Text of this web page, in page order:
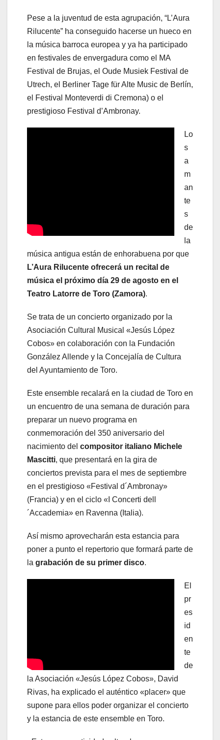
Pese a la juventud de esta agrupación, “L’Aura
Rilucente” ha conseguido hacerse un hueco en
la música barroca europea y ya ha participado
en festivales de envergadura como el MA
Festival de Brujas, el Oude Musiek Festival de
Utrech, el Berliner Tage für Alte Music de Berlín,
el Festival Monteverdi di Cremona) o el
prestigioso Festival d’Ambronay.
Lo
s
a
m
an
te
s
de
la
música antigua están de enhorabuena por que
L’Aura Rilucente ofrecerá un recital de
música el próximo día 29 de agosto en el
Teatro Latorre de Toro (Zamora).
Se trata de un concierto organizado por la
Asociación Cultural Musical «Jesús López
Cobos» en colaboración con la Fundación
González Allende y la Concejalía de Cultura
del Ayuntamiento de Toro.
Este ensemble recalará en la ciudad de Toro en
un encuentro de una semana de duración para
preparar un nuevo programa en
conmemoración del 350 aniversario del
nacimiento del compositor italiano Michele
Mascitti, que presentará en la gira de
conciertos prevista para el mes de septiembre
en el prestigioso «Festival d´Ambronay»
(Francia) y en el ciclo «I Concerti dell
´Accademia» en Ravenna (Italia).
Así mismo aprovecharán esta estancia para
poner a punto el repertorio que formará parte de
la grabación de su primer disco.
El
pr
es
id
en
te
de
la Asociación «Jesús López Cobos», David
Rivas, ha explicado el auténtico «placer» que
supone para ellos poder organizar el concierto
y la estancia de este ensemble en Toro.